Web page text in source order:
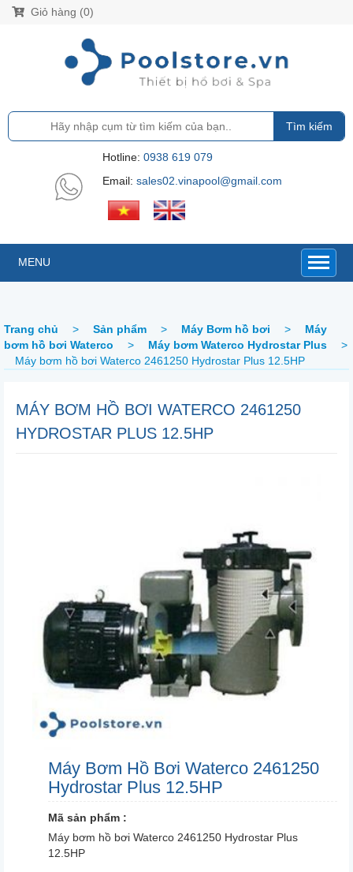
Giỏ hàng (0)
Tìm kiếm
Hotline: 0938 619 079
Email: sales02.vinapool@gmail.com
MENU
Trang chủ > Sản phẩm > Máy Bơm hồ bơi >
Máy
bơm hồ bơi Waterco
> Máy bơm Waterco Hydrostar Plus
>
Máy bơm hồ bơi Waterco 2461250 Hydrostar Plus 12.5HP
MÁY BƠM HỒ BƠI WATERCO 2461250
HYDROSTAR PLUS 12.5HP
Máy Bơm Hồ Bơi Waterco 2461250
Hydrostar Plus 12.5HP
Mã sản phẩm :
Máy bơm hồ bơi Waterco 2461250 Hydrostar Plus
12.5HP